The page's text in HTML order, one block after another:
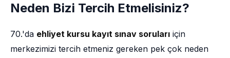
Neden Bizi Tercih Etmelisiniz?
70.'da ehliyet kursu kayıt sınav soruları için
merkezimizi tercih etmeniz gereken pek çok neden